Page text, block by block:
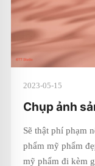
2023-05-15
Chụp ảnh
Sẽ thật phí phạm
phẩm mỹ phẩm
mỹ phẩm đi kèm